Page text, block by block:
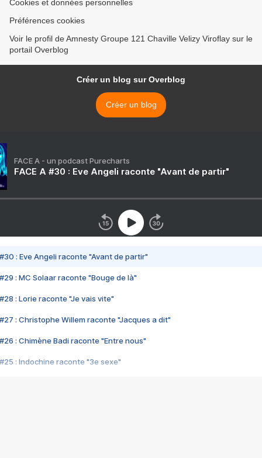
Cookies et données personnelles
Préférences cookies
Voir le profil de Amnesty Groupe 121 Chaville Velizy Viroflay sur le
portail Overblog
Créer un blog sur Overblog
Créer un blog
FACE A - un podcast Purecharts
FACE A #30 : Eve Angeli raconte "Avant de partir"
#30 : Eve Angeli raconte "Avant de partir"
#29 : MC Solaar raconte "Bouge de là"
#28 : Lorie raconte "Je vais vite"
#27 : Christophe Willem raconte "Jacques a dit"
#26 : Chimène Badi raconte "Entre nous"
#25 : Indochine raconte "3e sexe"